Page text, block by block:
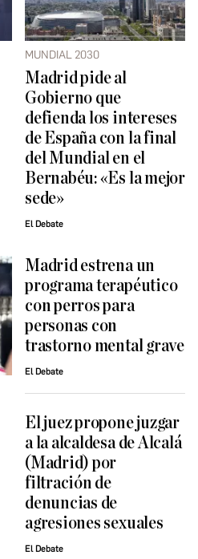
MUNDIAL 2030
Madrid pide al
Gobierno que
defienda los intereses
de España con la final
del Mundial en el
Bernabéu: «Es la mejor
sede»
El Debate
Madrid estrena un
programa terapéutico
con perros para
personas con
trastorno mental grave
El Debate
El juez propone juzgar
a la alcaldesa de Alcalá
(Madrid) por
filtración de
denuncias de
agresiones sexuales
El Debate